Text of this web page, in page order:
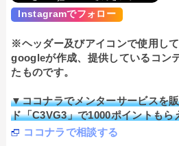
Instagramでフォロー
※ヘッダー及びアイコンで使用して
googleが作成、提供しているコン
たものです。
▼ココナラでメンターサービスを
ド「C3VG3」で1000ポイントもら
ココナラで相談する